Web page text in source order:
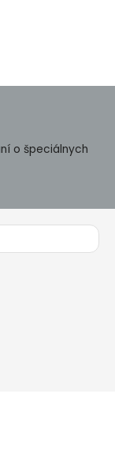
o špeciálnych